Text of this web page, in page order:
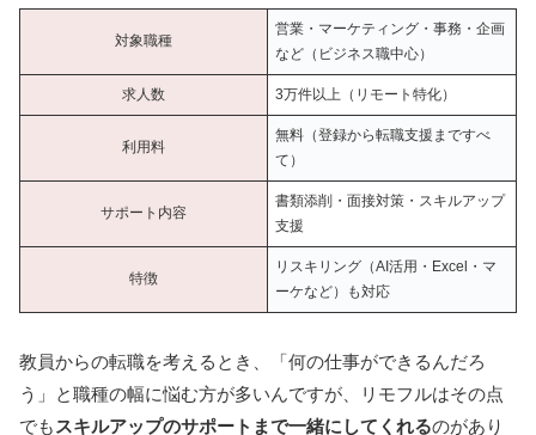
対象職種
営業・マーケティング・事務・企画
など（ビジネス職中心）
求人数 3万件以上（リモート特化）
利用料
無料（登録から転職支援まですべ
て）
サポート内容
書類添削・面接対策・スキルアップ
支援
特徴
リスキリング（AI活用・Excel・マ
ーケなど）も対応
教員からの転職を考えるとき、「何の仕事ができるんだろ
う」と職種の幅に悩む方が多いんですが、リモフルはその点
でも スキルアップのサポートまで一緒にしてくれるのがあり